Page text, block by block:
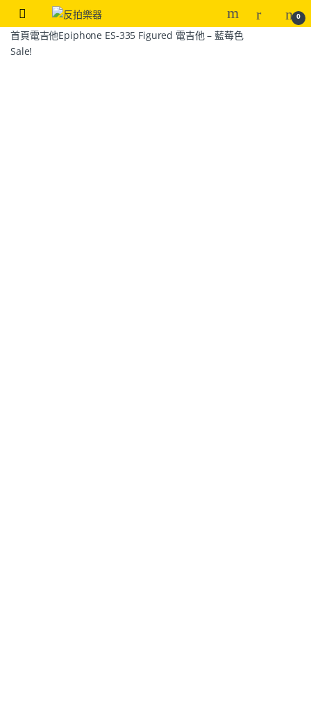
0
首頁電吉他Epiphone ES-335 Figured 電吉他 – 藍莓色
Sale!